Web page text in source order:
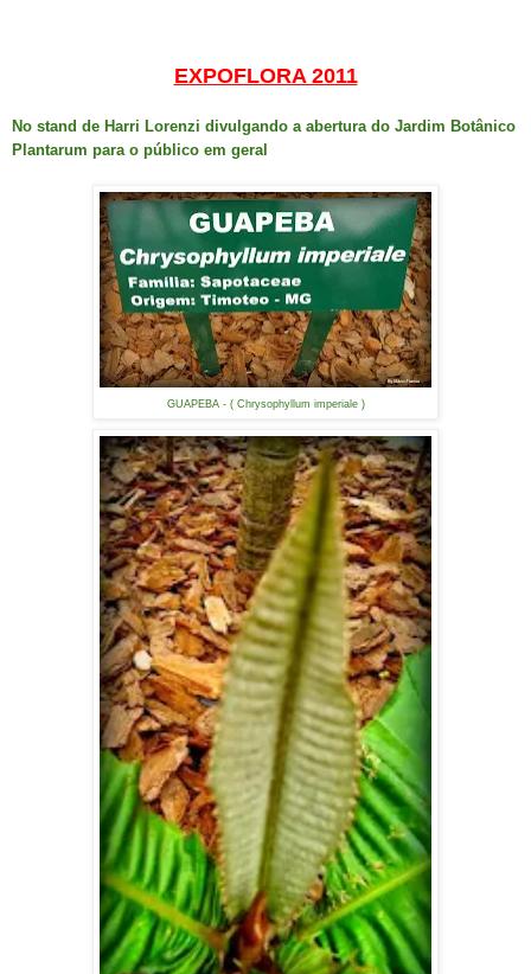
EXPOFLORA 2011
No stand de Harri Lorenzi divulgando a abertura do Jardim Botânico
Plantarum para o público em geral
GUAPEBA - ( Chrysophyllum imperiale )